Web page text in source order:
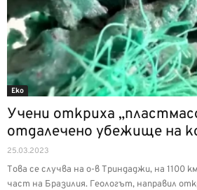
Еко
Учени откриха
отдалечено убежище на
25.03.2023
Това се случва на о-в Триндаджи, на 1100
част на Бразилия. Геологът, направил